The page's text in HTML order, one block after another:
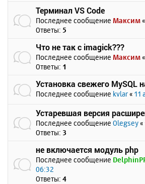
Терминал VS Code
Последнее сообщение Максим «
Ответы: 5
Что не так с imagick???
Последнее сообщение Максим «
Ответы: 1
Установка свежего MySQL
Последнее сообщение kvlar « 11
Устаревшая версия
Последнее сообщение Olegsey «
Ответы: 3
не включается модуль php
Последнее сообщение
06:32
Ответы: 4